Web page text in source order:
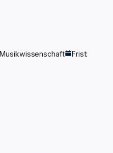
Musikwissenschaft
Frist: